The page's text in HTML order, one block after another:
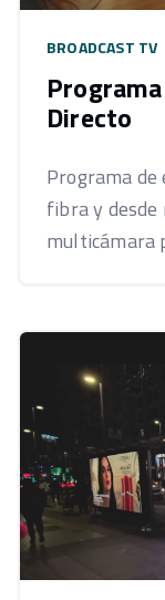
BROADCAST TV
Directo
Programa
fibra y
multicámara